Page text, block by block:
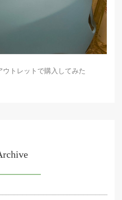
ウトレットで購入してみた